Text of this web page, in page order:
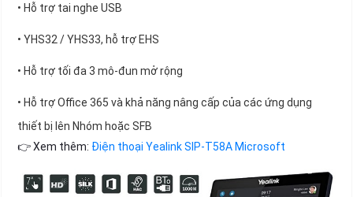
• Hỗ trợ tai nghe USB
• YHS32 / YHS33, hỗ trợ EHS
• Hỗ trợ tối đa 3 mô-đun mở rộng
• Hỗ trợ Office 365 và khả năng nâng cấp của các ứng dụng
thiết bị lên Nhóm hoặc SFB
👉 Xem thêm: Điện thoại Yealink SIP-T58A Microsoft